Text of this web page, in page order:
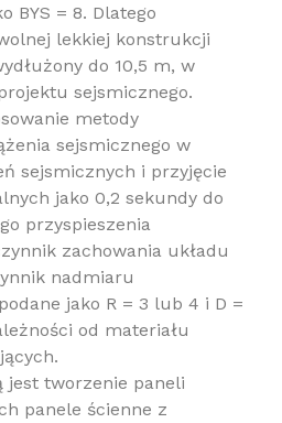
BYS = 8. Dlatego
lekkiej konstrukcji
do 10,5 m, w
sejsmicznego.
metody
sejsmicznego w
sejsmicznych i przyjęcie
jako 0,2 sekundy do
przyspieszenia
zachowania układu
nadmiaru
jako R = 3 lub 4 i D =
od materiału
jest tworzenie paneli
panele ścienne z